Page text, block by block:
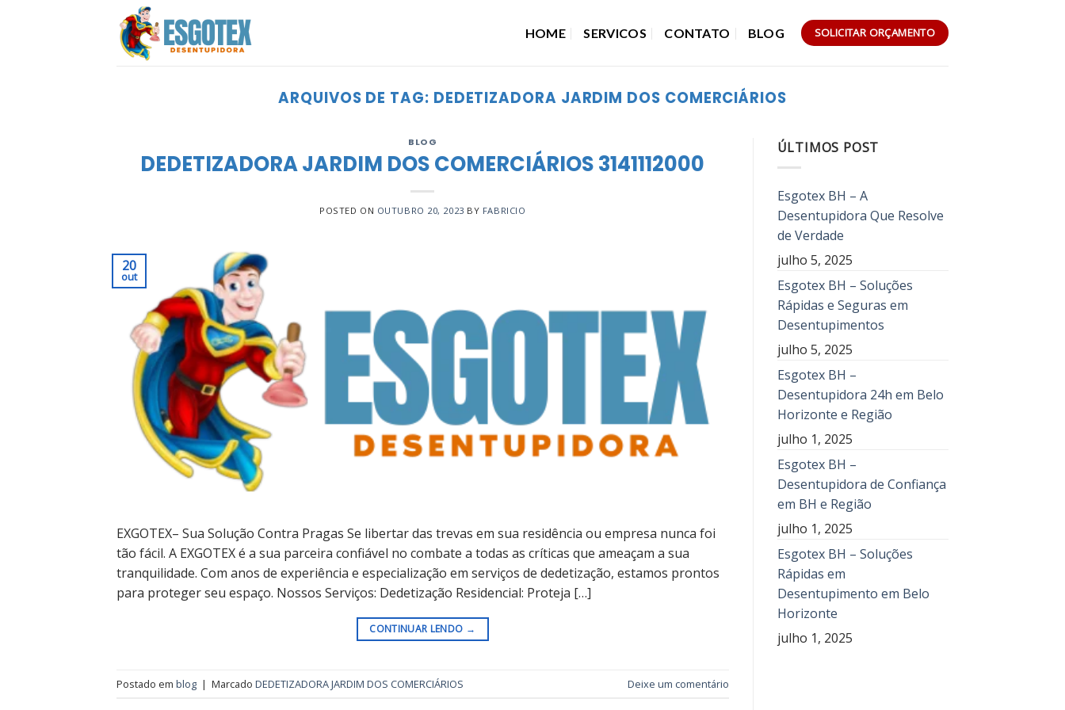
HOME SERVICOS CONTATO BLOG SOLICITAR ORÇAMENTO
ARQUIVOS DE TAG: DEDETIZADORA JARDIM DOS COMERCIÁRIOS
BLOG
DEDETIZADORA JARDIM DOS COMERCIÁRIOS 3141112000
POSTED ON OUTUBRO 20, 2023 BY FABRICIO
20
out
EXGOTEX– Sua Solução Contra Pragas Se libertar das trevas em sua residência ou empresa nunca foi
tão fácil. A EXGOTEX é a sua parceira confiável no combate a todas as críticas que ameaçam a sua
tranquilidade. Com anos de experiência e especialização em serviços de dedetização, estamos prontos
para proteger seu espaço. Nossos Serviços: Dedetização Residencial: Proteja […]
CONTINUAR LENDO →
Postado em blog | Marcado DEDETIZADORA JARDIM DOS COMERCIÁRIOS Deixe um comentário
ÚLTIMOS POST
Esgotex BH – A
Desentupidora Que Resolve
de Verdade
julho 5, 2025
Esgotex BH – Soluções
Rápidas e Seguras em
Desentupimentos
julho 5, 2025
Esgotex BH –
Desentupidora 24h em Belo
Horizonte e Região
julho 1, 2025
Esgotex BH –
Desentupidora de Confiança
em BH e Região
julho 1, 2025
Esgotex BH – Soluções
Rápidas em
Desentupimento em Belo
Horizonte
julho 1, 2025